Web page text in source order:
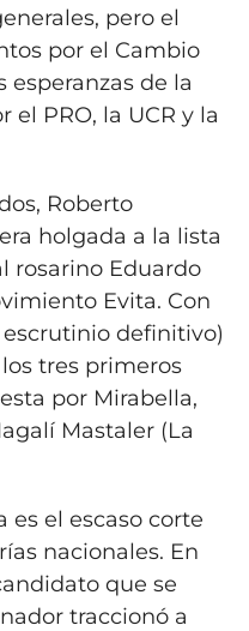
pero el
por el Cambio
esperanzas de la
PRO, la UCR y la
Roberto
holgada a la lista
rosarino Eduardo
Evita. Con
definitivo)
tres primeros
por Mirabella,
Mastaler (La
es el escaso corte
nacionales. En
que se
traccionó a